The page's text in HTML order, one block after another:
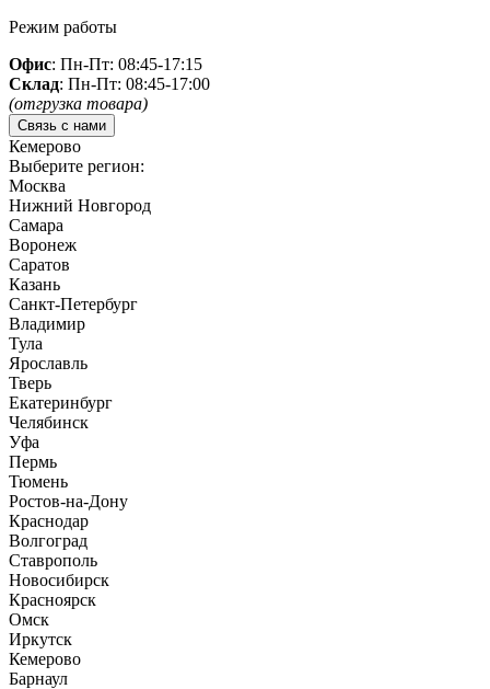
Режим работы
Офис: Пн-Пт: 08:45-17:15
Склад: Пн-Пт: 08:45-17:00
(отгрузка товара)
Связь с нами
Кемерово
Выберите регион:
Москва
Нижний Новгород
Самара
Воронеж
Саратов
Казань
Санкт-Петербург
Владимир
Тула
Ярославль
Тверь
Екатеринбург
Челябинск
Уфа
Пермь
Тюмень
Ростов-на-Дону
Краснодар
Волгоград
Ставрополь
Новосибирск
Красноярск
Омск
Иркутск
Кемерово
Барнаул